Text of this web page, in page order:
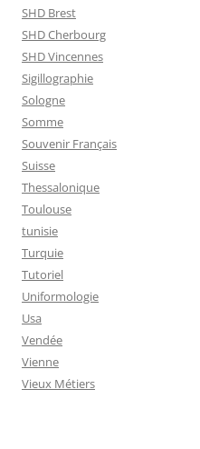
SHD Brest
SHD Cherbourg
SHD Vincennes
Sigillographie
Sologne
Somme
Souvenir Français
Suisse
Thessalonique
Toulouse
tunisie
Turquie
Tutoriel
Uniformologie
Usa
Vendée
Vienne
Vieux Métiers